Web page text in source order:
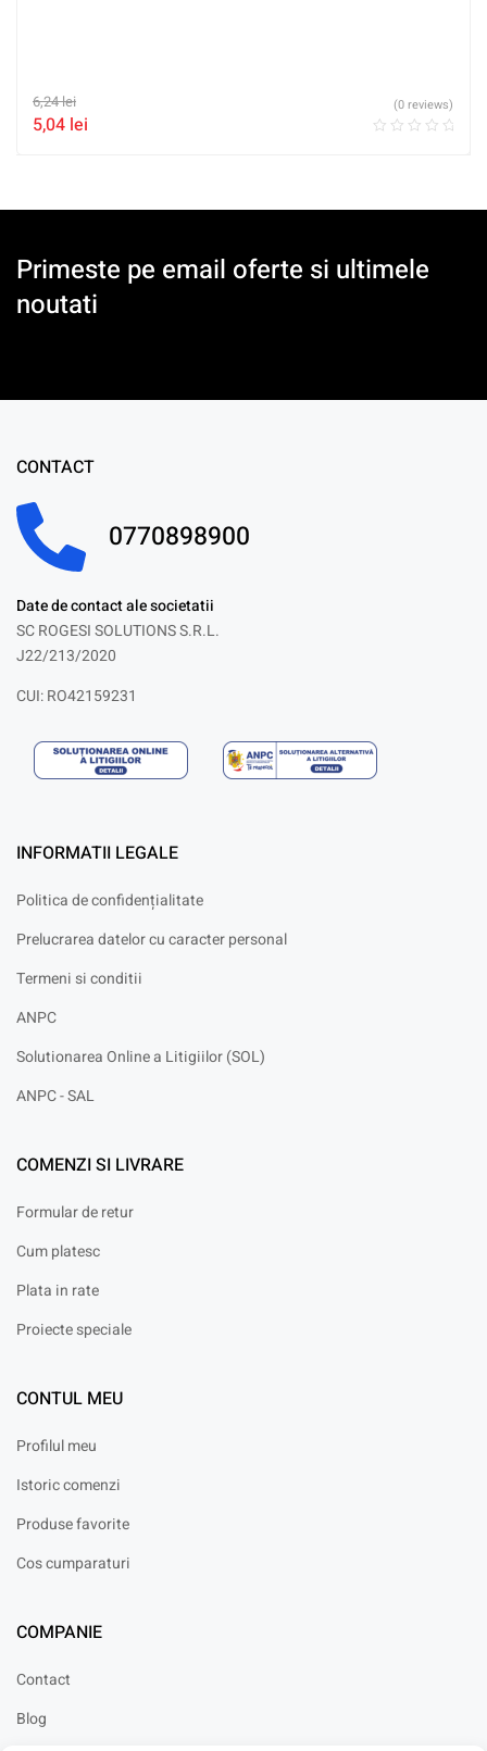
6,24lei
5,04 lei
(0 reviews)
Primeste pe email oferte si ultimele
noutati
CONTACT
0770898900
Date de contact ale societatii
SC ROGESI SOLUTIONS S.R.L.
J22/213/2020
CUI: RO42159231
INFORMATII LEGALE
Politica de confidențialitate
Prelucrarea datelor cu caracter personal
Termeni si conditii
ANPC
Solutionarea Online a Litigiilor (SOL)
ANPC - SAL
COMENZI SI LIVRARE
Formular de retur
Cum platesc
Plata in rate
Proiecte speciale
CONTUL MEU
Profilul meu
Istoric comenzi
Produse favorite
Cos cumparaturi
COMPANIE
Contact
Blog